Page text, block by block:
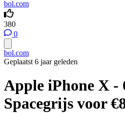
bol.com
380
0
bol.com
Geplaatst 6 jaar geleden
Apple iPhone X -
Spacegrijs voor